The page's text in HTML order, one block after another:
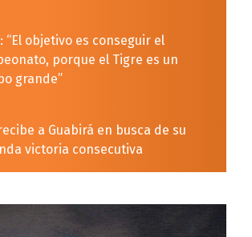
“El objetivo es conseguir el
porque el Tigre es un
grande”
a Guabirá en busca de su
victoria consecutiva